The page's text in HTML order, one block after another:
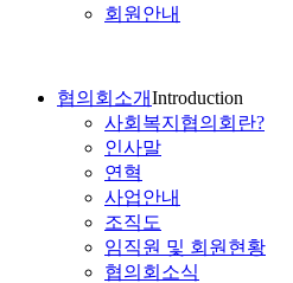
회원안내
협의회소개Introduction
사회복지협의회란?
인사말
연혁
사업안내
조직도
임직원 및 회원현황
협의회소식